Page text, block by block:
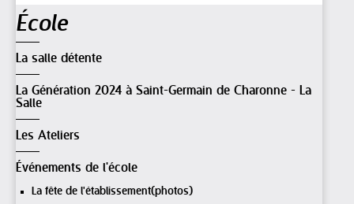
Navigation
École
La salle détente
La Génération 2024 à Saint-Germain de Charonne - La
Salle
Les Ateliers
Événements de l'école
La fête de l'établissement(photos)